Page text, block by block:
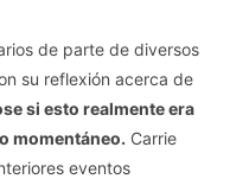
de parte de diversos
su reflexión acerca de
si esto realmente era
momentáneo. Carrie
eventos